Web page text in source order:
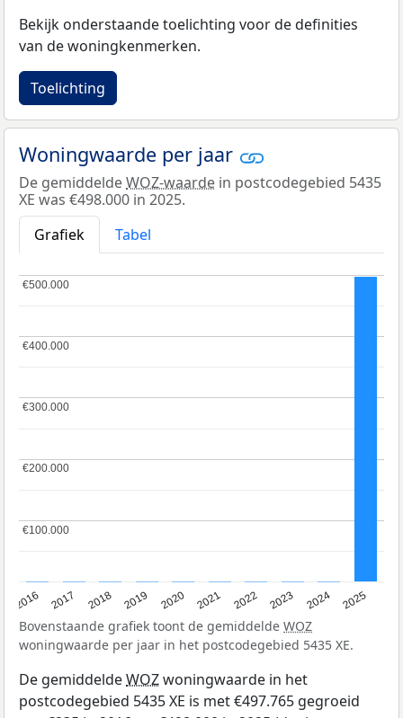
Bekijk onderstaande toelichting voor de definities
van de woningkenmerken.
Toelichting
Woningwaarde per jaar
De gemiddeldeWOZ-waarde in postcodegebied 5435
XE was €498.000 in 2025.
Grafiek
Tabel
2016 2017 2018 2019 2020 2021 2022 2023 2024 2025
€100.000
€100.000
€200.000
€200.000
€300.000
€300.000
€400.000
€400.000
€500.000
€500.000
Bovenstaande grafiek toont de gemiddelde WOZ
woningwaarde per jaar in het postcodegebied 5435 XE.
De gemiddeldeWOZwoningwaarde in het
postcodegebied 5435 XE is met €497.765 gegroeid